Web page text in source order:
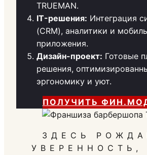
TRUEMAN.
IT-решения: Интеграция
(CRM), аналитики и
приложения.
Дизайн-проект: Готовые
решения,
эргономику и уют.
ПОЛУЧИТЬ
ЗДЕСЬ
УВЕРЕННОСТЬ,